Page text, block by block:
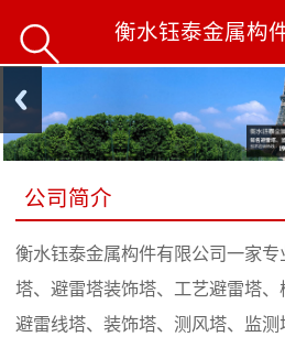
 衡水钰泰金属构
公司简介
衡水钰泰金属构件有限公司一家
塔、避雷塔装饰塔、工艺避雷塔、
避雷线塔、装饰塔、测风塔、监